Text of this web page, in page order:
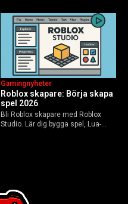
Roblox skapare: Börja skapa
spel 2026
Gamingnyheter
Bli Roblox skapare med Roblox
Studio. Lär dig bygga spel, Lua-